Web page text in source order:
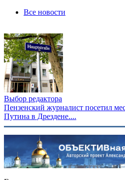
Все новости
Выбор редактора
Пензенский журналист посетил
Путина в Дрездене....